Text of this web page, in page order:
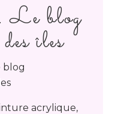
blog
îles
acrylique,